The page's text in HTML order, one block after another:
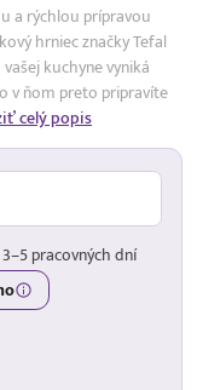
a rýchlou prípravou
hrniec značky Tefal
kuchyne vyniká
v ňom preto pripravíte
celý popis
pracovných dní